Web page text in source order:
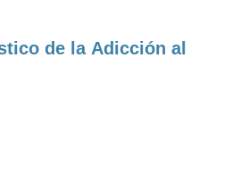
de la Adicción al